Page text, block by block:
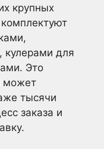
крупных
для
Это
может
тысячи
заказа и